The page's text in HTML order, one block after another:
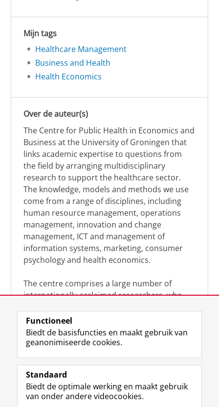
Mijn tags
Healthcare Management
Business and Health
Health Economics
Over de auteur(s)
The Centre for Public Health in Economics and
Business at the University of Groningen that
links academic expertise to questions from
the field by arranging multidisciplinary
research to support the healthcare sector.
The knowledge, models and methods we use
come from a range of disciplines, including
human resource management, operations
management, innovation and change
management, ICT and management of
information systems, marketing, consumer
psychology and health economics.
The centre comprises a large number of
internationally acclaimed researchers, who
strategies that will benefit your organisation.
Together we will search for academic
evidence-based answers to your practice-
Functioneel
Biedt de basisfuncties en maakt gebruik van
geanonimiseerde cookies.
Standaard
Biedt de optimale werking en maakt gebruik
van onder andere videocookies.